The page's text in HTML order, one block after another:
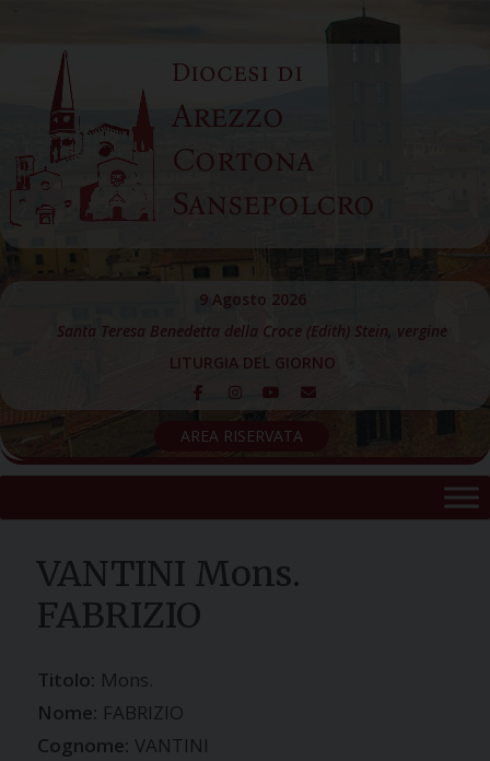
content
Diocesi di
Arezzo
Cortona
Sansepolcro
9 Agosto 2026
Santa Teresa Benedetta della Croce (Edith) Stein, vergine
LITURGIA DEL GIORNO
AREA RISERVATA
VANTINI Mons.
FABRIZIO
Titolo: Mons.
Nome: FABRIZIO
Cognome: VANTINI